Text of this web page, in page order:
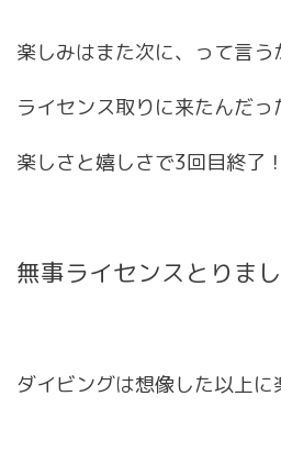
楽しみはまた次に、って言う
ライセンス取りに来たんだっ
楽しさと嬉しさで3回目終了！
無事ライセンスとりまし
ダイビングは想像した以上に